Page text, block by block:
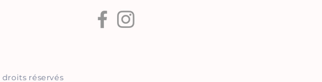
droits réservés